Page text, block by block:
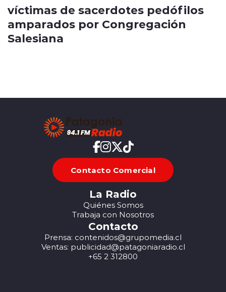
víctimas de sacerdotes pedófilos
amparados por Congregación
Salesiana
Contacto Comercial
La Radio
Quiénes Somos
Trabaja con Nosotros
Contacto
Prensa: contenidos@grupomedia.cl
Ventas: publicidad@patagoniaradio.cl
+65 2 312800